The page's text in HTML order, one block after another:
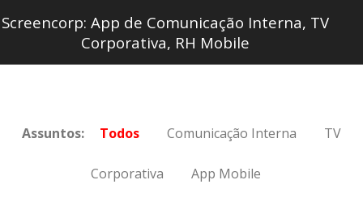
Screencorp: App de Comunicação Interna, TV
Corporativa, RH Mobile
Assuntos: Todos Comunicação Interna TV
Corporativa App Mobile